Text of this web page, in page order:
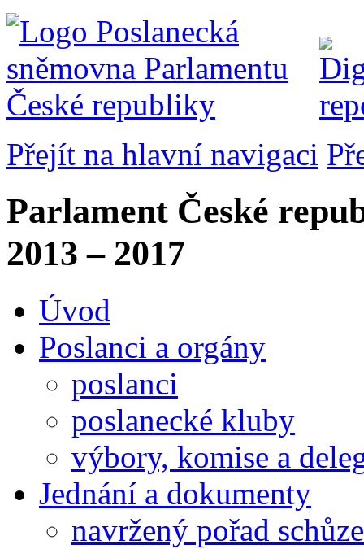
Přejít na hlavní navigaci
Parlament České
2013 – 2017
Úvod
Poslanci a orgány
poslanci
poslanecké kluby
výbory, komise a
Jednání a dokumenty
navržený pořad schůze